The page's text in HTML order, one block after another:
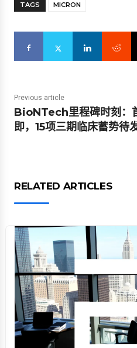
TAGS MICRON
Previous article
BioNTech里程碑时刻：
即，15项三期临床蓄势待
RELATED ARTICLES